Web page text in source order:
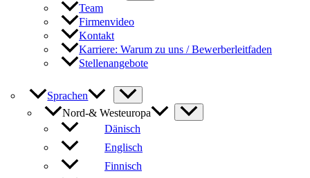
Team
Firmenvideo
Kontakt
Karriere: Warum zu uns / Bewerberleitfaden
Stellenangebote
Sprachen
Nord-& Westeuropa
Dänisch
Englisch
Finnisch